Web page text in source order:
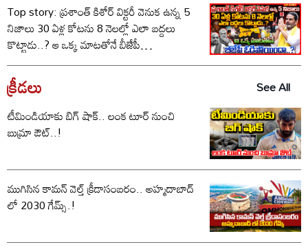
Top story: ప్రశాంత్ కిశోర్ విక్టరీ వెనుక ఉన్న 5
నిజాలు 30 ఏళ్ల కోటను 8 నెలల్లో ఎలా బద్దలు
కొట్టాడు..? ఆ ఒక్క మాటతోనే బీజేపీ
ఓడిపోయిందా..?
క్రీడలు
See All
టీమిండియాకు బిగ్ షాక్.. లంక టూర్ నుంచి
బుమ్రా ఔట్..!
ముగిసిన కామన్ వెల్త్ క్రీడాసంబరం.. అహ్మదాబాద్
లో 2030 గేమ్స్.!